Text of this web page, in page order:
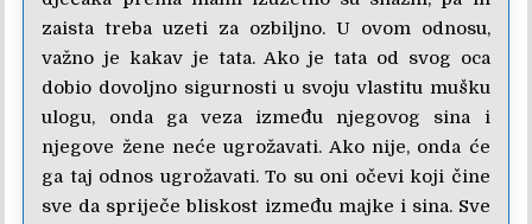
zaista treba uzeti za ozbiljno. U ovom odnosu,
važno je kakav je tata. Ako je tata od svog oca
dobio dovoljno sigurnosti u svoju vlastitu mušku
ulogu, onda ga veza između njegovog sina i
njegove žene neće ugrožavati. Ako nije, onda će
ga taj odnos ugrožavati. To su oni očevi koji čine
sve da spriječe bliskost između majke i sina. Sve